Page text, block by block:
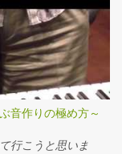
足りないところを
ックを選ぶと、全
でTypeボタンを選
分が総当たりにな
するのが大変で
クトが選ばれま
...
ラライブラリベン
な事に対応出来る
Hans zimmer
トラ… 僕も今メイ
がGWとBFか年末の
40％オフ、コレク
下げ幅低い事も多
問わず。セール価
音作りの極め方～
行こうと思いま